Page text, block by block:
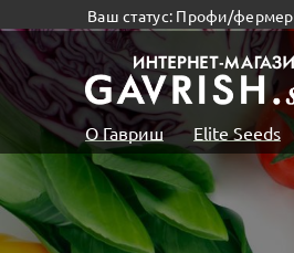
Ваш статус: Профи/фермер
О Гавриш Elite Seeds